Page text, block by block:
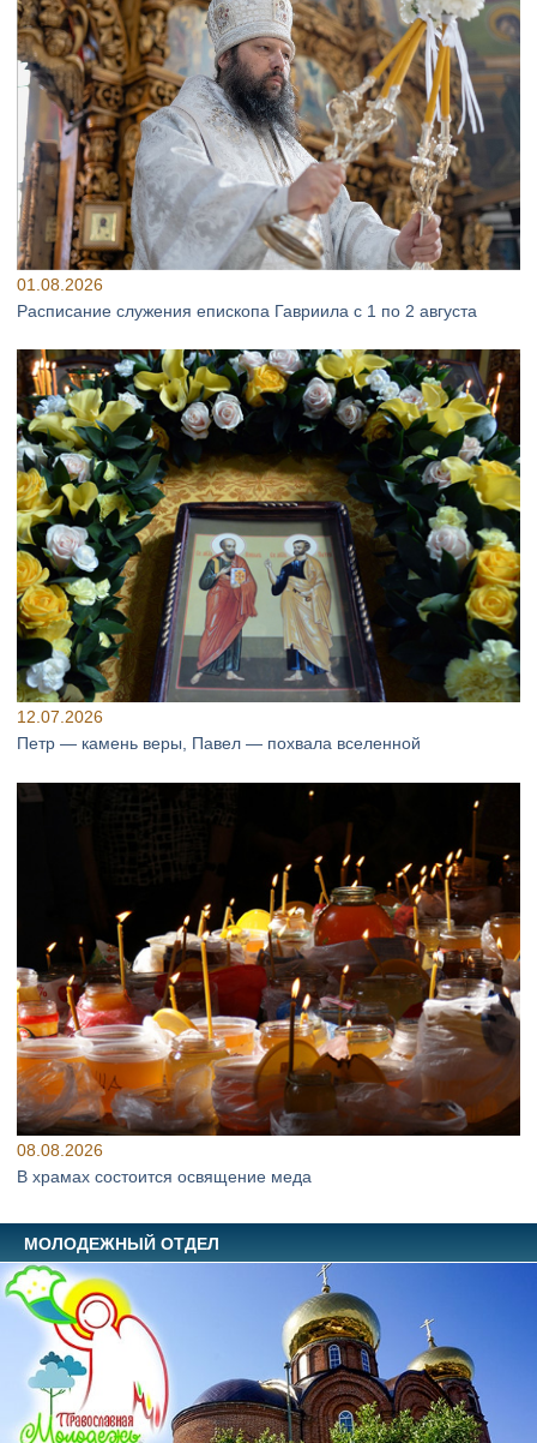
01.08.2026
Расписание служения епископа Гавриила с 1 по 2 августа
12.07.2026
Петр — камень веры, Павел — похвала вселенной
08.08.2026
В храмах состоится освящение меда
МОЛОДЕЖНЫЙ ОТДЕЛ